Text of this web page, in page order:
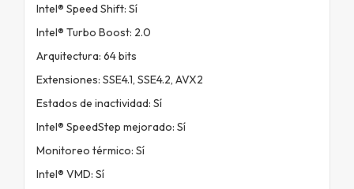
Intel® Speed Shift: Sí
Intel® Turbo Boost: 2.0
Arquitectura: 64 bits
Extensiones: SSE4.1, SSE4.2, AVX2
Estados de inactividad: Sí
Intel® SpeedStep mejorado: Sí
Monitoreo térmico: Sí
Intel® VMD: Sí